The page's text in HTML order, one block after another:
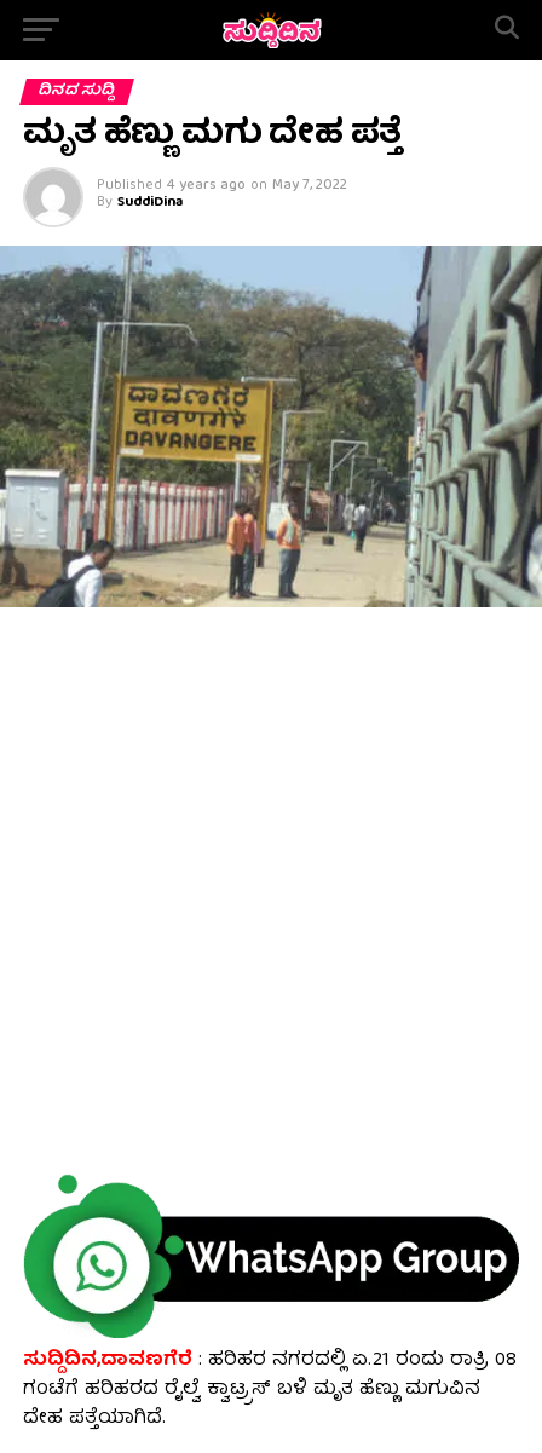
ದಿನದ ಸುದ್ದಿ
ಮೃತ ಹೆಣ್ಣು ಮಗು ದೇಹ ಪತ್ತೆ
Published 4 years ago on May 7, 2022
By SuddiDina
ಸುದ್ದಿದಿನ,ದಾವಣಗೆರೆ : ಹರಿಹರ ನಗರದಲ್ಲಿ ಏ.21 ರಂದು ರಾತ್ರಿ 08
ಗಂಟೆಗೆ ಹರಿಹರದ ರೈಲ್ವೆ ಕ್ವಾಟ್ರ್ರಸ್ ಬಳಿ ಮೃತ ಹೆಣ್ಣು ಮಗುವಿನ
ದೇಹ ಪತ್ತೆಯಾಗಿದೆ.